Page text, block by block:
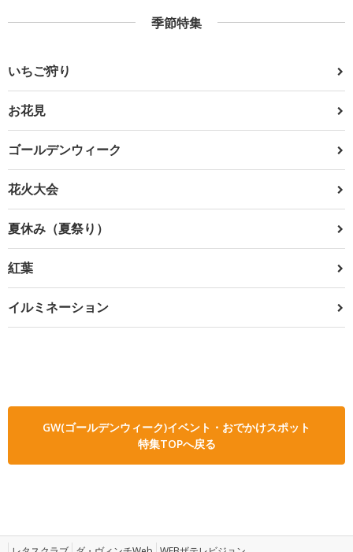
季節特集
いちご狩り
お花見
ゴールデンウィーク
花火大会
夏休み（夏祭り）
紅葉
イルミネーション
GW(ゴールデンウィーク)イベント・おでかけスポット
特集TOPへ戻る